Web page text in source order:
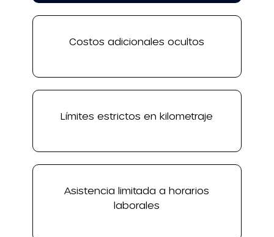
Costos adicionales ocultos
Límites estrictos en kilometraje
Asistencia limitada a horarios
laborales